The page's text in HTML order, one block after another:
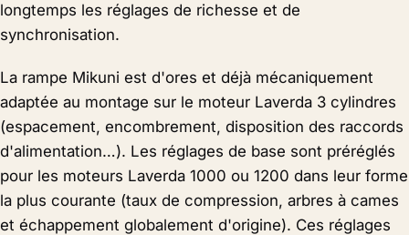
longtemps les réglages de richesse et de
synchronisation.
La rampe Mikuni est d'ores et déjà mécaniquement
adaptée au montage sur le moteur Laverda 3 cylindres
(espacement, encombrement, disposition des raccords
d'alimentation…). Les réglages de base sont préréglés
pour les moteurs Laverda 1000 ou 1200 dans leur forme
la plus courante (taux de compression, arbres à cames
et échappement globalement d'origine). Ces réglages